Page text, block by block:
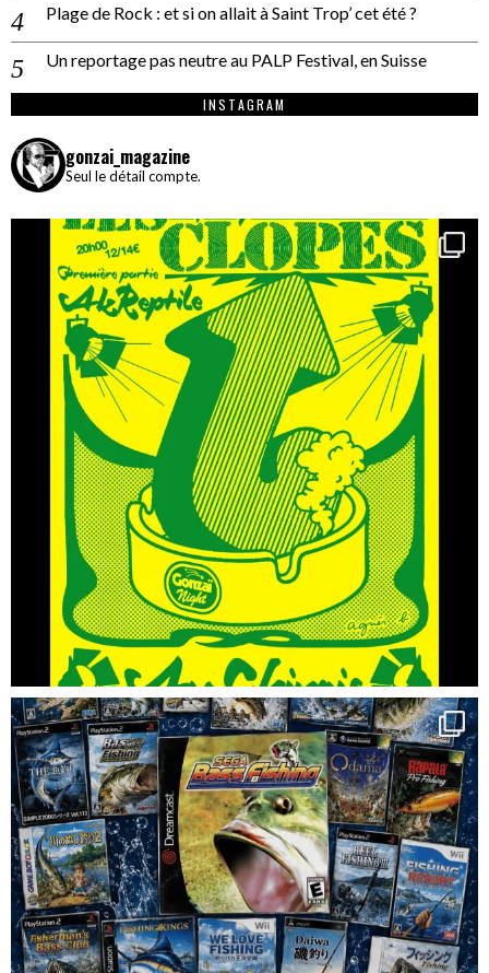
Plage de Rock : et si on allait à Saint Trop’ cet été ?
Un reportage pas neutre au PALP Festival, en Suisse
INSTAGRAM
gonzai_magazine
Seul le détail compte.